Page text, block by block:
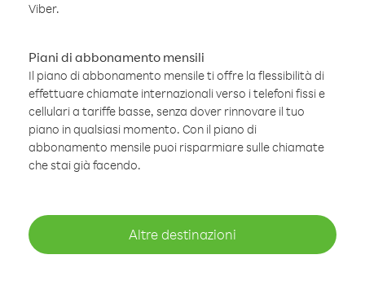
Viber.
Piani di abbonamento mensili
Il piano di abbonamento mensile ti offre la flessibilità di
effettuare chiamate internazionali verso i telefoni fissi e
cellulari a tariffe basse, senza dover rinnovare il tuo
piano in qualsiasi momento. Con il piano di
abbonamento mensile puoi risparmiare sulle chiamate
che stai già facendo.
Altre destinazioni